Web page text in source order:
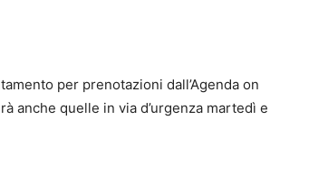
per prenotazioni dall’Agenda on
anche quelle in via d’urgenza martedì e